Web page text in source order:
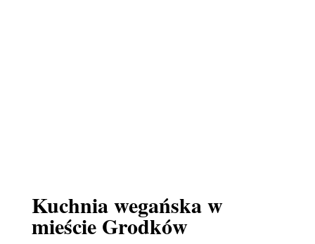
Kuchnia wegańska w
mieście Grodków